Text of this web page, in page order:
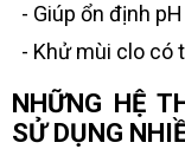
- Giúp ổn định
- Khử mùi clo có
NHỮNG HỆ
SỬ DỤNG